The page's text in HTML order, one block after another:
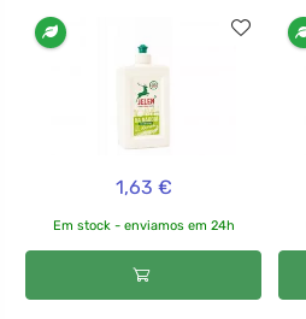
1,63 €
Em stock - enviamos em 24h